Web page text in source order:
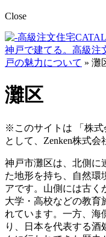
Close
神戸で建てる。高級注
戸の魅力について » 灘
灘区
※このサイトは 「株式
として、Zenken株式会
神戸市灘区は、北側に
た地形を持ち、自然環
アです。山側には古く
大学・高校などの教育
れています。一方、海
り、日本を代表する酒